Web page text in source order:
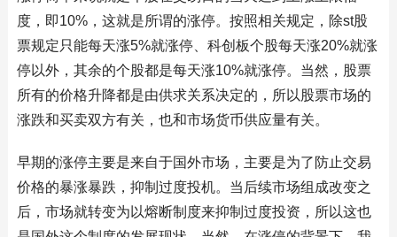
度，即10%，这就是所谓的涨停。按照相关规定，除st股
票规定只能每天涨5%就涨停、科创板个股每天涨20%就涨
停以外，其余的个股都是每天涨10%就涨停。当然，股票
所有的价格升降都是由供求关系决定的，所以股票市场的
涨跌和买卖双方有关，也和市场货币供应量有关。
早期的涨停主要是来自于国外市场，主要是为了防止交易
价格的暴涨暴跌，抑制过度投机。当后续市场组成改变之
后，市场就转变为以熔断制度来抑制过度投资，所以这也